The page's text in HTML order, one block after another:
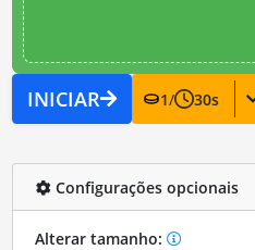
INICIAR 1/ 30s
Configurações opcionais
Alterar tamanho: